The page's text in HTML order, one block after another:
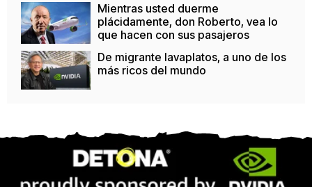
Mientras usted duerme
plácidamente, don Roberto, vea lo
que hacen con sus pasajeros
De migrante lavaplatos, a uno de los
más ricos del mundo